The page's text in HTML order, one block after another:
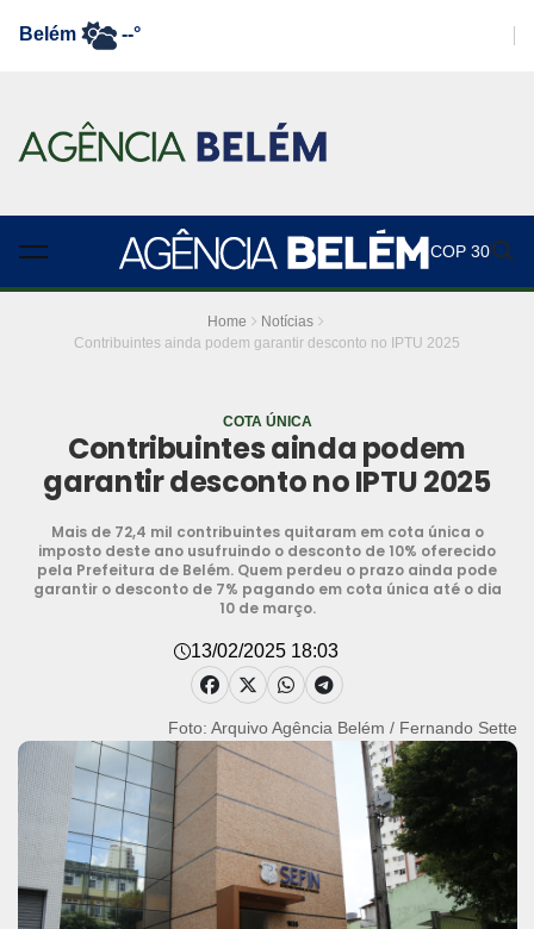
Belém --°
COP 30
Home
Notícias
Contribuintes ainda podem garantir desconto no IPTU 2025
COTA ÚNICA
Contribuintes ainda podem
garantir desconto no IPTU 2025
Mais de 72,4 mil contribuintes quitaram em cota única o
imposto deste ano usufruindo o desconto de 10% oferecido
pela Prefeitura de Belém. Quem perdeu o prazo ainda pode
garantir o desconto de 7% pagando em cota única até o dia
10 de março.
13/02/2025 18:03
Foto: Arquivo Agência Belém / Fernando Sette